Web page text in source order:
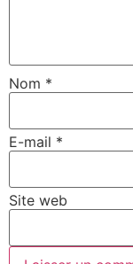
Nom *
E-mail *
Site web